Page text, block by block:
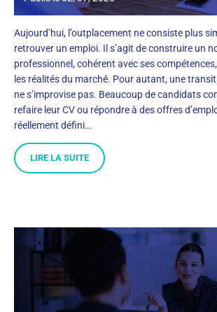
Aujourd’hui, l’outplacement ne consiste plus
retrouver un emploi. Il s’agit de construire un
professionnel, cohérent avec ses
les réalités du marché. Pour autant, une
ne s’improvise pas. Beaucoup de candidats
refaire leur CV ou répondre à des offres
réellement défini…
LIRE LA SUITE